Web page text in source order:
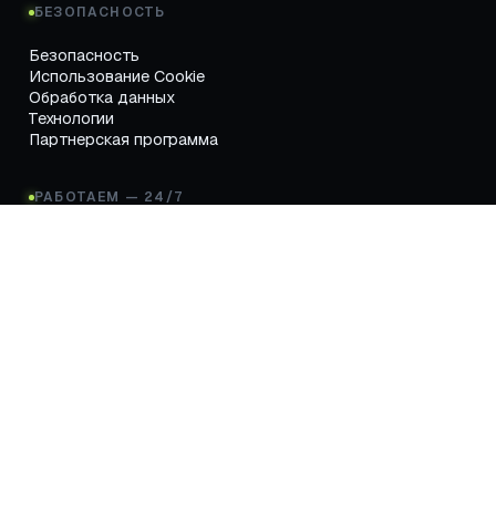
БЕЗОПАСНОСТЬ
Безопасность
Использование Cookie
Обработка данных
Технологии
Партнерская программа
РАБОТАЕМ — 24/7